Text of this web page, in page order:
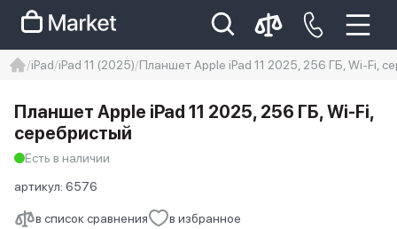
Iphone 14 pro max
айфон 14
iPad iPad 11 (2025) Планшет Apple iPad 11 2025, 256 ГБ, Wi-Fi,
в список сравнения в избранное
Планшет Apple iPad 11 2025, 256 ГБ, Wi-Fi,
серебристый
Есть в наличии
артикул: 6576